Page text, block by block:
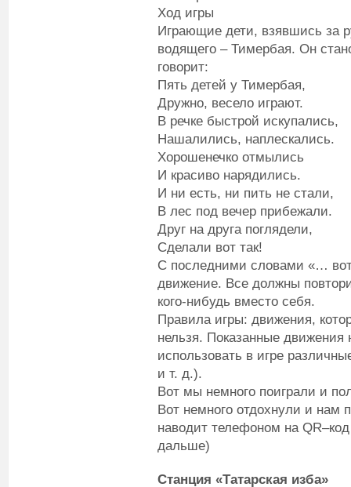
Ход игры
Играющие дети, взявшись за
водящего – Тимербая. Он
говорит:
Пять детей у Тимербая,
Дружно, весело играют.
В речке быстрой искупались,
Нашалились, наплескались.
Хорошенечко отмылись
И красиво нарядились.
И ни есть, ни пить не стали,
В лес под вечер прибежали.
Друг на друга поглядели,
Сделали вот так!
С последними словами «…
движение. Все должны
кого-нибудь вместо себя.
Правила игры: движения,
нельзя. Показанные
использовать в игре
и т. д.).
Вот мы немного поиграли и
Вот немного отдохнули и нам
наводит телефоном на
дальше)
Станция «Татарская изба»